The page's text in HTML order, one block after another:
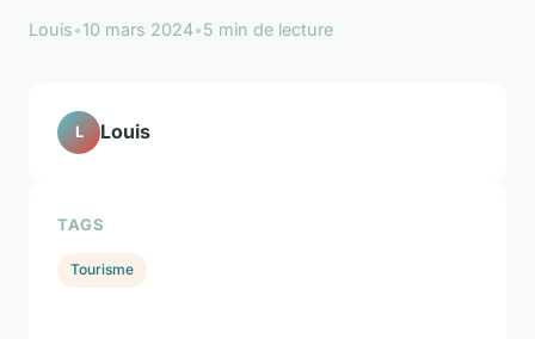
Louis•10 mars 2024•5 min de lecture
L Louis
TAGS
Tourisme